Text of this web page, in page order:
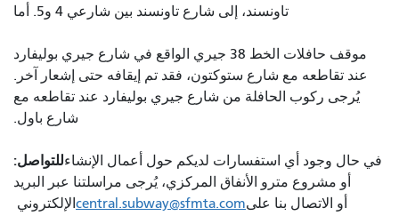
تاونسند، إلى شارع تاونسند بين شارعي 4 و5. أما
موقف حافلات الخط 38 جيري الواقع في شارع جيري بوليفارد
عند تقاطعه مع شارع ستوكتون، فقد تم إيقافه حتى إشعار آخر.
يُرجى ركوب الحافلة من شارع جيري بوليفارد عند تقاطعه مع
شارع باول.
للتواصل:في حال وجود أي استفسارات لديكم حول أعمال الإنشاء
أو مشروع مترو الأنفاق المركزي، يُرجى مراسلتنا عبر البريد
الإلكتروني central.subway@sfmta.comأو الاتصال بنا على